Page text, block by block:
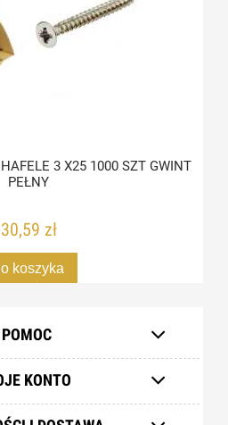
3 X25 1000 SZT GWINT
PEŁNY
30,59 zł
koszyka
POMOC
KONTO